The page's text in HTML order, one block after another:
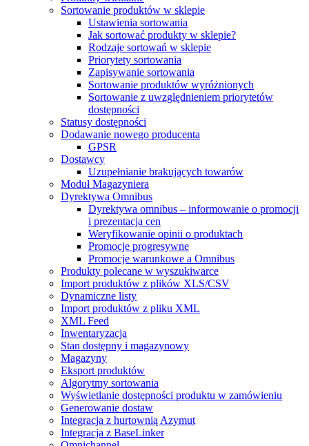
Sortowanie produktów w sklepie
Ustawienia sortowania
Jak sortować produkty w sklepie?
Rodzaje sortowań w sklepie
Priorytety sortowania
Zapisywanie sortowania
Sortowanie produktów wyróżnionych
Sortowanie z uwzględnieniem priorytetów
dostępności
Statusy dostępności
Dodawanie nowego producenta
GPSR
Dostawcy
Uzupełnianie brakujących towarów
Moduł Magazyniera
Dyrektywa Omnibus
Dyrektywa omnibus – informowanie o promocji
i prezentacja cen
Weryfikowanie opinii o produktach
Promocje progresywne
Promocje warunkowe a Omnibus
Produkty polecane w wyszukiwarce
Import produktów z plików XLS/CSV
Dynamiczne listy
Import produktów z pliku XML
XML Feed
Inwentaryzacja
Stan dostępny i magazynowy
Magazyny
Eksport produktów
Algorytmy sortowania
Wyświetlanie dostępności produktu w zamówieniu
Generowanie dostaw
Integracja z hurtownią Azymut
Integracja z BaseLinker